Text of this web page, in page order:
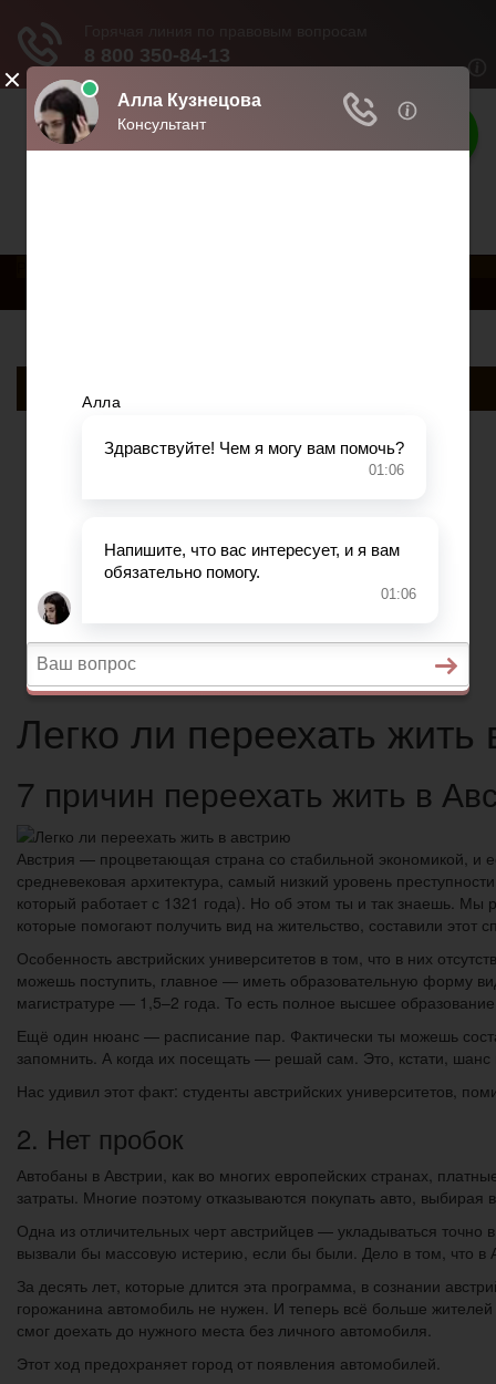
Права россиян
Главная
Военное право
Гражданство
Трудовое право
Медицинское право
Вопросы и ответы
Легко ли переехать жить
7 причин переехать жить в
Австрия — процветающая страна со стабильной экономикой,
средневековая архитектура, самый низкий уровень
который работает с 1321 года). Но об этом ты и так знаешь.
которые помогают получить вид на жительство, составили этот
Особенность австрийских университетов в том, что в них
можешь поступить, главное — иметь образовательную форму
магистратуре — 1,5–2 года. То есть полное высшее
Ещё один нюанс — расписание пар. Фактически ты можешь
запомнить. А когда их посещать — решай сам. Это, кстати,
Нас удивил этот факт: студенты австрийских университетов,
2. Нет пробок
Автобаны в Австрии, как во многих европейских странах,
затраты. Многие поэтому отказываются покупать авто, выбирая
Одна из отличительных черт австрийцев — укладываться
вызвали бы массовую истерию, если бы были. Дело в том, что в
За десять лет, которые длится эта программа, в сознании
горожанина автомобиль не нужен. И теперь всё больше
смог доехать до нужного места без личного автомобиля.
Этот ход предохраняет город от появления автомобилей.